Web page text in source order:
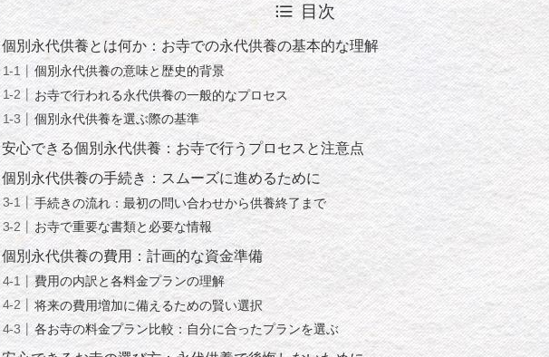
目次
個別永代供養とは何か：お寺での永代供養の基本的な理解
個別永代供養の意味と歴史的背景
お寺で行われる永代供養の一般的なプロセス
個別永代供養を選ぶ際の基準
安心できる個別永代供養：お寺で行うプロセスと注意点
個別永代供養の手続き：スムーズに進めるために
手続きの流れ：最初の問い合わせから供養終了まで
お寺で重要な書類と必要な情報
個別永代供養の費用：計画的な資金準備
費用の内訳と各料金プランの理解
将来の費用増加に備えるための賢い選択
各お寺の料金プラン比較：自分に合ったプランを選ぶ